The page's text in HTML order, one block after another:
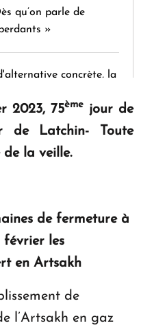
qu’on parle de
»
concrète, la
de résilience et d'avenir
2023, 75ème jour de
de Latchin- Toute
de la veille.
de fermeture à
février les
en Artsakh
de
l’Artsakh en gaz